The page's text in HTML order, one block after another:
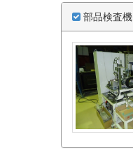
部品検査機